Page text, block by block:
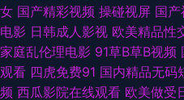
操鸡 欧美h网 91素人在线 三级片网
蕉 久草久草福利资源站 91肏碰 论理
女 国产精彩视频 操碰视屏 国
电影 日韩成人影视 欧美精品性
家庭乱伦理电影 91草B草B视频
观看 四虎免费91 国内精品无码
频 西瓜影院在线观看 欧美做受